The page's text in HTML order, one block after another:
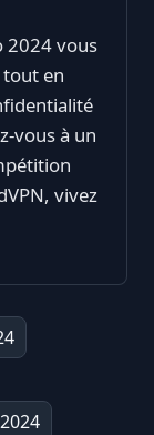
2024 vous
en
vous à un
vivez